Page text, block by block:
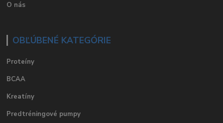
O nás
OBĽÚBENÉ KATEGÓRIE
Proteíny
BCAA
Kreatíny
Predtréningové pumpy